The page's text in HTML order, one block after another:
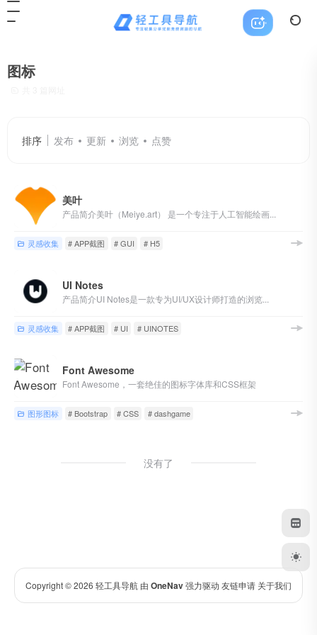
图标
排序 发布 更新 浏览 点赞
美叶
产品简介美叶（Meiye.art） 是一个专注于人工智能绘画...
灵感收集 # APP截图 # GUI # H5
UI Notes
产品简介UI Notes是一款专为UI/UX设计师打造的浏览...
灵感收集 # APP截图 # UI # UINOTES
Font Awesome
Font Awesome，一套绝佳的图标字体库和CSS框架
图形图标 # Bootstrap # CSS # dashgame
没有了
Copyright © 2026 轻工具导航 由 OneNav强力驱动 友链申请 关于我们